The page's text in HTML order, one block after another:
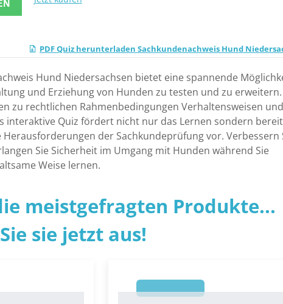
PDF Quiz herunterladen Sachkundenachweis Hund
Hund Niedersachsen bietet eine spannende
und Erziehung von Hunden zu testen und zu erweitern.
zu rechtlichen Rahmenbedingungen Verhaltensweisen und
interaktive Quiz fördert nicht nur das Lernen sondern
Herausforderungen der Sachkundeprüfung vor. Verbessern
Sie Sicherheit im Umgang mit Hunden während Sie
Weise lernen.
meistgefragten Produkte...
sie jetzt aus!